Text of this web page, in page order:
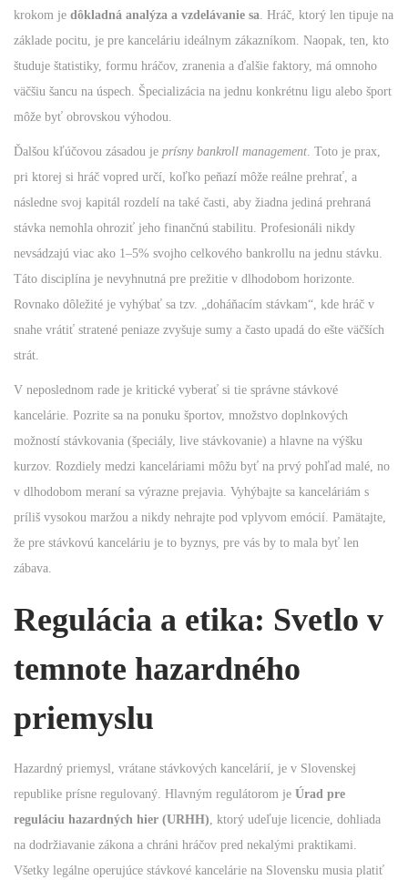
krokom je dôkladná analýza a vzdelávanie sa. Hráč, ktorý len tipuje na
základe pocitu, je pre kanceláriu ideálnym zákazníkom. Naopak, ten, kto
študuje štatistiky, formu hráčov, zranenia a ďalšie faktory, má omnoho
väčšiu šancu na úspech. Špecializácia na jednu konkrétnu ligu alebo šport
môže byť obrovskou výhodou.
Ďalšou kľúčovou zásadou je prísny bankroll management. Toto je prax,
pri ktorej si hráč vopred určí, koľko peňazí môže reálne prehrať, a
následne svoj kapitál rozdelí na také časti, aby žiadna jediná prehraná
stávka nemohla ohroziť jeho finančnú stabilitu. Profesionáli nikdy
nevsádzajú viac ako 1–5% svojho celkového bankrollu na jednu stávku.
Táto disciplína je nevyhnutná pre prežitie v dlhodobom horizonte.
Rovnako dôležité je vyhýbať sa tzv. „doháňacím stávkam“, kde hráč v
snahe vrátiť stratené peniaze zvyšuje sumy a často upadá do ešte väčších
strát.
V neposlednom rade je kritické vyberať si tie správne stávkové
kancelárie. Pozrite sa na ponuku športov, množstvo doplnkových
možností stávkovania (špeciály, live stávkovanie) a hlavne na výšku
kurzov. Rozdiely medzi kanceláriami môžu byť na prvý pohľad malé, no
v dlhodobom meraní sa výrazne prejavia. Vyhýbajte sa kanceláriám s
príliš vysokou maržou a nikdy nehrajte pod vplyvom emócií. Pamätajte,
že pre stávkovú kanceláriu je to byznys, pre vás by to mala byť len
zábava.
Regulácia a etika: Svetlo v
temnote hazardného
priemyslu
Hazardný priemysl, vrátane stávkových kancelárií, je v Slovenskej
republike prísne regulovaný. Hlavným regulátorom je Úrad pre
reguláciu hazardných hier (URHH), ktorý udeľuje licencie, dohliada
na dodržiavanie zákona a chráni hráčov pred nekalými praktikami.
Všetky legálne operujúce stávkové kancelárie na Slovensku musia platiť